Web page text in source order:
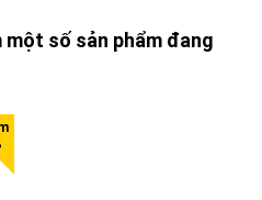
số sản phẩm đang